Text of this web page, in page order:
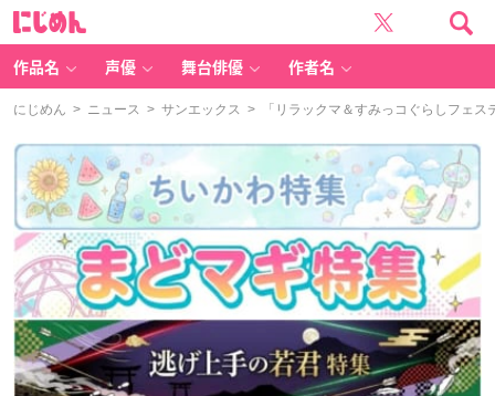
作品名 声優 舞台俳優 作者名
にじめん > ニュース > サンエックス > 「リラックマ＆すみっコぐらしフェス